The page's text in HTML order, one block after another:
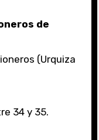
de
(Urquiza
34 y 35.